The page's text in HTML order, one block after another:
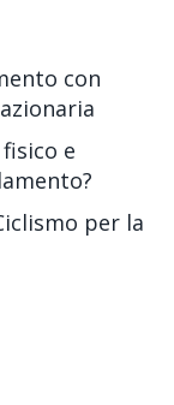
con
e
per la